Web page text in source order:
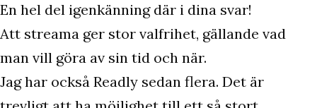
En hel del igenkänning där i dina svar!
Att streama ger stor valfrihet, gällande vad
man vill göra av sin tid och när.
Jag har också Readly sedan flera. Det är